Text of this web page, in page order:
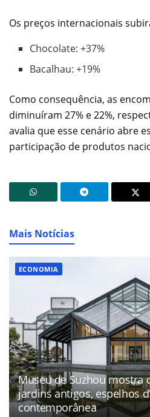
Os preços internacionais
Chocolate: +37%
Bacalhau: +19%
Como consequência, as
diminuíram 27% e 22%,
avalia que esse cenário abre
participação de produtos
Mais Notícias
ECONOMIA
Museu de Suzhou mostra
jardins antigos, espelhos
contemporânea